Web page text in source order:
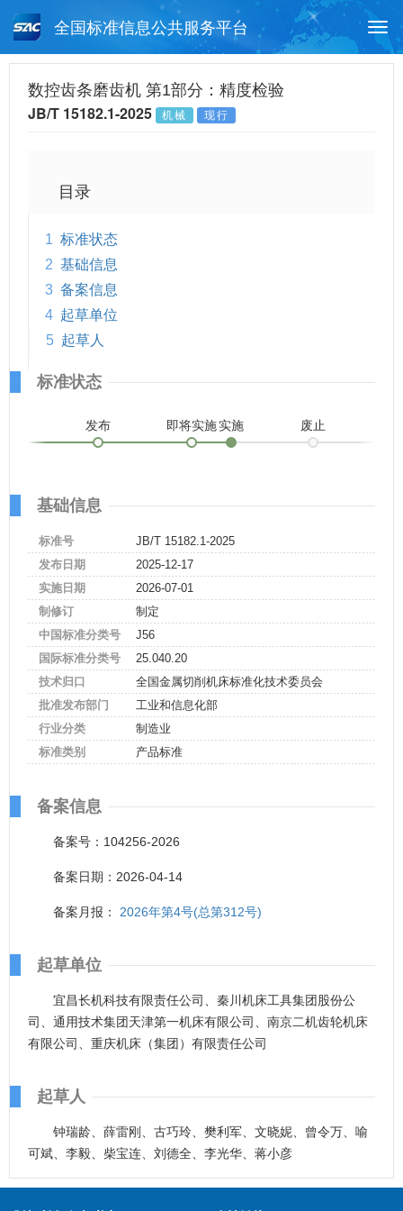
全国标准信息公共服务平台
月报查询 标准公告查询
数控齿条磨齿机 第1部分：精度检验
JB/T 15182.1-2025 机械 现行
目录
1 标准状态
2 基础信息
3 备案信息
4 起草单位
5 起草人
标准状态
发布 即将实施实施 废止
基础信息
标准号
JB/T 15182.1-2025
发布日期
2025-12-17
实施日期
2026-07-01
制修订
制定
中国标准分类号
J56
国际标准分类号
25.040.20
技术归口
全国金属切削机床标准化技术委员会
批准发布部门
工业和信息化部
行业分类
制造业
标准类别
产品标准
备案信息
备案号：104256-2026
备案日期：2026-04-14
备案月报： 2026年第4号(总第312号)
起草单位
宜昌长机科技有限责任公司、秦川机床工具集团股份公
司、通用技术集团天津第一机床有限公司、南京二机齿轮机床
有限公司、重庆机床（集团）有限责任公司
起草人
钟瑞龄、薛雷刚、古巧玲、樊利军、文晓妮、曾令万、喻
可斌、李毅、柴宝连、刘德全、李光华、蒋小彦